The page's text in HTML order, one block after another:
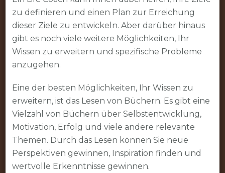
zu definieren und einen Plan zur Erreichung
dieser Ziele zu entwickeln. Aber darüber hinaus
gibt es noch viele weitere Möglichkeiten, Ihr
Wissen zu erweitern und spezifische Probleme
anzugehen.
Eine der besten Möglichkeiten, Ihr Wissen zu
erweitern, ist das Lesen von Büchern. Es gibt eine
Vielzahl von Büchern über Selbstentwicklung,
Motivation, Erfolg und viele andere relevante
Themen. Durch das Lesen können Sie neue
Perspektiven gewinnen, Inspiration finden und
wertvolle Erkenntnisse gewinnen.